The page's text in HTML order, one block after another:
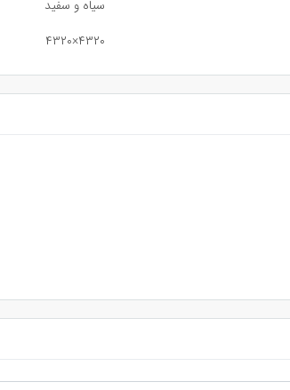
سیاه و سفید
۴۳۲۰×۴۳۲۰